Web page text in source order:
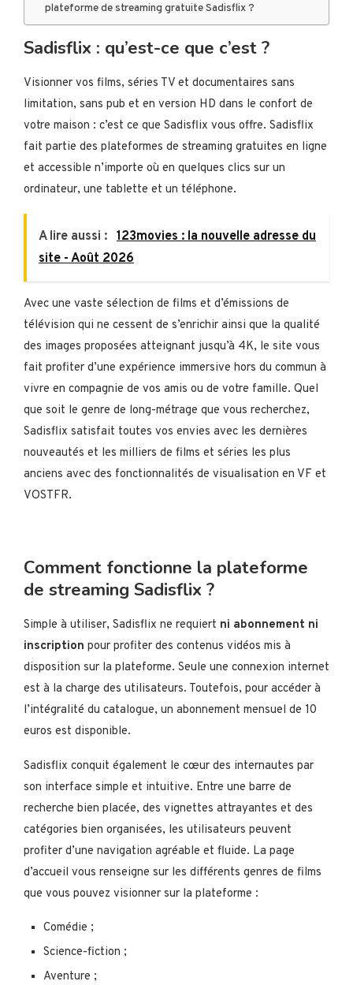
plateforme de streaming gratuite Sadisflix ?
Sadisflix : qu’est-ce que c’est ?
Visionner vos films, séries TV et documentaires sans
limitation, sans pub et en version HD dans le confort de
votre maison : c’est ce que Sadisflix vous offre. Sadisflix
fait partie des plateformes de streaming gratuites en ligne
et accessible n’importe où en quelques clics sur un
ordinateur, une tablette et un téléphone.
A lire aussi : 123movies : la nouvelle adresse du
site - Août 2026
Avec une vaste sélection de films et d’émissions de
télévision qui ne cessent de s’enrichir ainsi que la qualité
des images proposées atteignant jusqu’à 4K, le site vous
fait profiter d’une expérience immersive hors du commun à
vivre en compagnie de vos amis ou de votre famille. Quel
que soit le genre de long-métrage que vous recherchez,
Sadisflix satisfait toutes vos envies avec les dernières
nouveautés et les milliers de films et séries les plus
anciens avec des fonctionnalités de visualisation en VF et
VOSTFR.
Comment fonctionne la plateforme
de streaming Sadisflix ?
Simple à utiliser, Sadisflix ne requiert ni abonnement ni
inscription pour profiter des contenus vidéos mis à
disposition sur la plateforme. Seule une connexion internet
est à la charge des utilisateurs. Toutefois, pour accéder à
l’intégralité du catalogue, un abonnement mensuel de 10
euros est disponible.
Sadisflix conquit également le cœur des internautes par
son interface simple et intuitive. Entre une barre de
recherche bien placée, des vignettes attrayantes et des
catégories bien organisées, les utilisateurs peuvent
profiter d’une navigation agréable et fluide. La page
d’accueil vous renseigne sur les différents genres de films
que vous pouvez visionner sur la plateforme :
Comédie ;
Science-fiction ;
Aventure ;